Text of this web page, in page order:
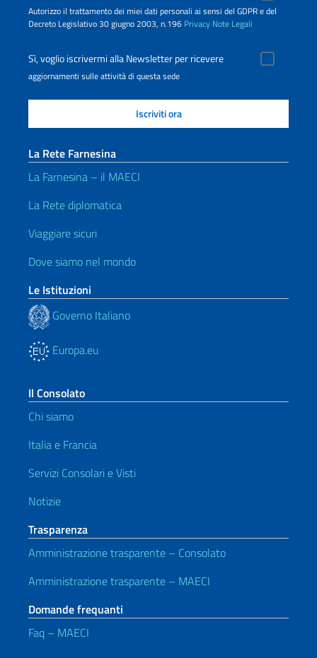
Autorizzo il trattamento dei miei dati personali ai sensi del GDPR e del
Decreto Legislativo 30 giugno 2003, n.196 Privacy Note Legali
Sì, voglio iscrivermi alla Newsletter per ricevere
aggiornamenti sulle attività di questa sede
La Rete Farnesina
La Farnesina – il MAECI
La Rete diplomatica
Viaggiare sicuri
Dove siamo nel mondo
Le Istituzioni
Governo Italiano
Europa.eu
Il Consolato
Chi siamo
Italia e Francia
Servizi Consolari e Visti
Notizie
Trasparenza
Amministrazione trasparente – Consolato
Amministrazione trasparente – MAECI
Domande frequanti
Faq – MAECI